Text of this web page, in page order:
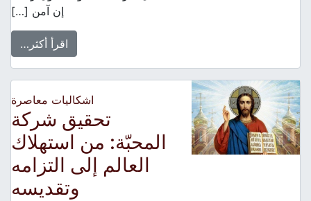
إن آمن […]
اقرأ أكثر…
اشكاليات معاصرة
تحقيق شركة
المحبّة: من استهلاك
العالم إلى التزامه
وتقديسه